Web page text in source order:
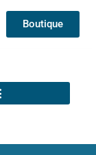
Boutique